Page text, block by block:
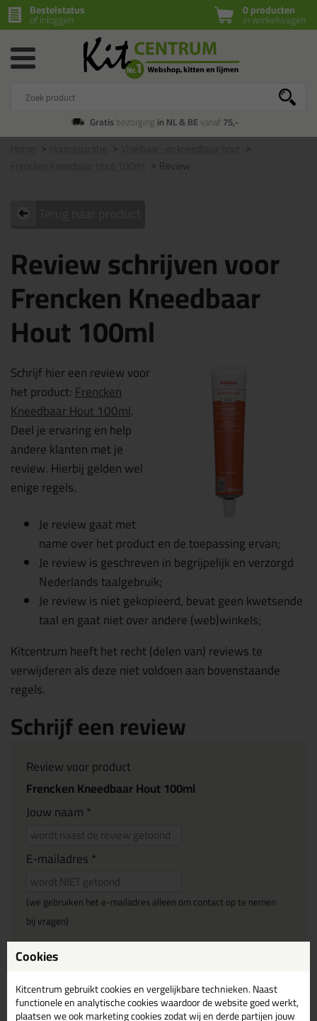
0 producten
in winkelwagen
Bestelstatus
of inloggen
Gratisbezorging in NL & BEvanaf75,-
Review
Review schrijven voor
Frencken Kneedbaar
Hout 100ml
Schrijf hier een review voor
het product:Frencken
Kneedbaar Hout 100ml.
Deel je ervaring en help
andere klanten met je
review. Hierbij gelden wel
enige regels.
Je review gaat met
name over het product en de toepassing ervan;
Je review is geschreven in begrijpelijk en verzorgd
Nederlands taalgebruik;
Je review is niet gekopieerd, bevat geen kwetsende
taal en gaat niet over andere (web)winkels;
Kitcentrum heeft het recht (delen van) reviews te
verwijderen als deze niet voldoen aan bovenstaande
regels.
Schrijf een review
Review voor product
Frencken Kneedbaar Hout 100ml
Jouw naam *
E-mailadres *
(we gebruiken het e-mailadres alleen om contact op te nemen
bij vragen)
Reviewtitel *
Je ervaring
Cookies
Kitcentrum gebruikt cookies en vergelijkbare technieken. Naast
functionele en analytische cookies waardoor de website goed werkt,
plaatsen we ook marketing cookies zodat wij en derde partijen jouw